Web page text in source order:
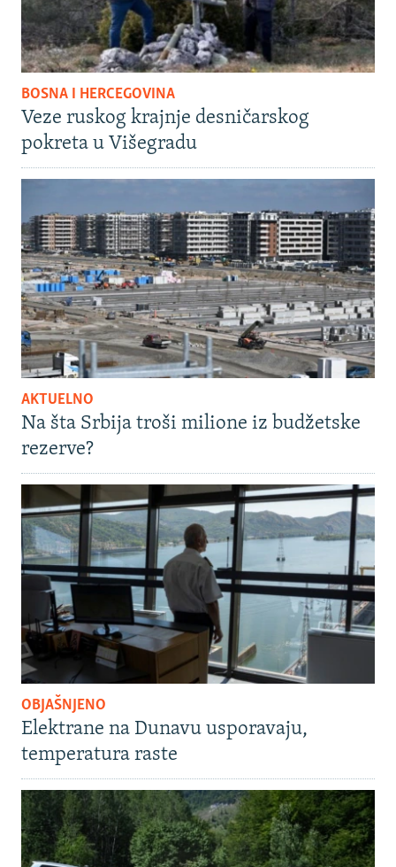
BOSNA I HERCEGOVINA
Veze ruskog krajnje desničarskog
pokreta u Višegradu
AKTUELNO
Na šta Srbija troši milione iz budžetske
rezerve?
OBJAŠNJENO
Elektrane na Dunavu usporavaju,
temperatura raste